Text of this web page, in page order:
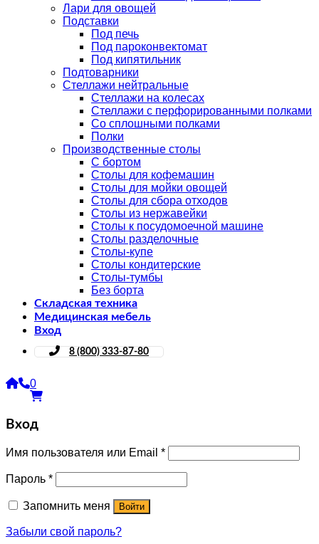
Лари для овощей
Подставки
Под печь
Под пароконвектомат
Под кипятильник
Подтоварники
Стеллажи нейтральные
Стеллажи на колесах
Стеллажи с перфорированными полками
Со сплошными полками
Полки
Производственные столы
С бортом
Столы для кофемашин
Столы для мойки овощей
Столы для сбора отходов
Столы из нержавейки
Столы к посудомоечной машине
Столы разделочные
Столы-купе
Столы кондитерские
Столы-тумбы
Без борта
Складская техника
Медицинская мебель
Вход
8 (800) 333-87-80
0
Вход
Имя пользователя или Email *
Пароль *
Запомнить меня Войти
Забыли свой пароль?